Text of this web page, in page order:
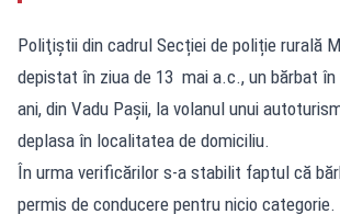
Poliţiştii din cadrul Secției de poliție rurală
depistat în ziua de 13 mai a.c., un bărbat în
ani, din Vadu Pașii, la volanul unui
deplasa în localitatea de domiciliu.
În urma verificărilor s-a stabilit faptul că
permis de conducere pentru nicio categorie.